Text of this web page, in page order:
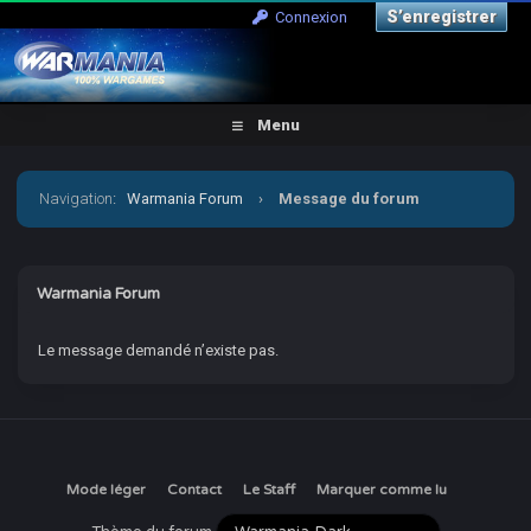
Connexion S’enregistrer
Menu
Navigation:Warmania Forum › Message du forum
Warmania Forum
Le message demandé n’existe pas.
Mode léger Contact Le Staff Marquer comme lu